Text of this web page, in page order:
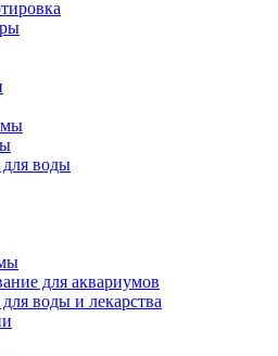
для воды
для аквариумов
воды и лекарства